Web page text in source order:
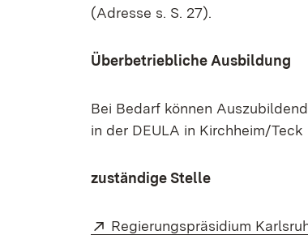
(Adresse s. S. 27).
Überbetriebliche Ausbildung
Bei Bedarf können
in der DEULA in Kirchheim/Teck
zuständige Stelle
Extern:
Regierungspräsidium